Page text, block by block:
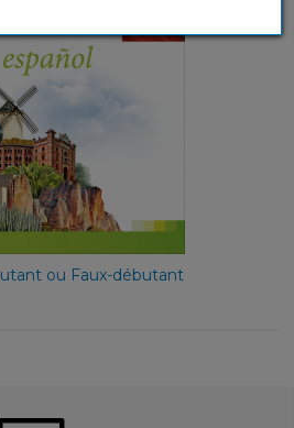
ou Faux-débutant